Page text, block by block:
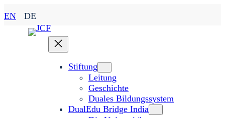
Inhalt
springen
EN DE
Stiftung
Leitung
Geschichte
Duales Bildungssystem
DualEdu Bridge India